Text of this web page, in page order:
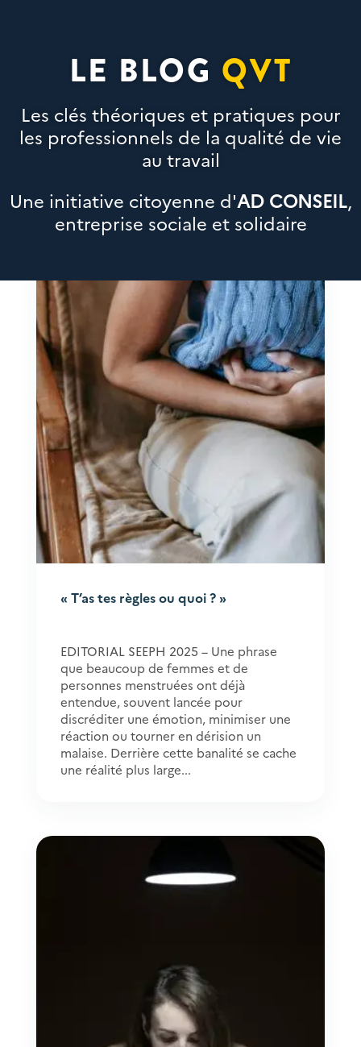
LE BLOG QVT
Les clés théoriques et pratiques pour
les professionnels de la qualité de vie
au travail
Une initiative citoyenne d'AD CONSEIL,
entreprise sociale et solidaire
« T’as tes règles ou quoi ? »
EDITORIAL SEEPH 2025 – Une phrase
que beaucoup de femmes et de
personnes menstruées ont déjà
entendue, souvent lancée pour
discréditer une émotion, minimiser une
réaction ou tourner en dérision un
malaise. Derrière cette banalité se cache
une réalité plus large...